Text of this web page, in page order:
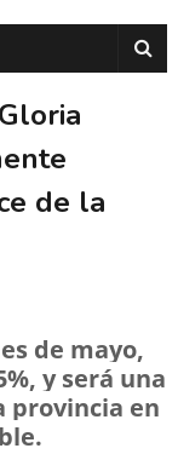
de la
de mayo,
y será una
provincia en